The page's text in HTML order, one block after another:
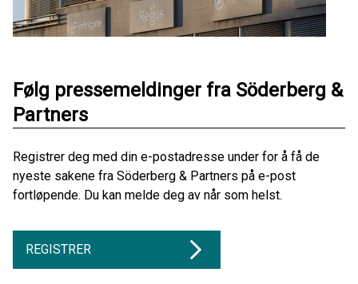
Følg pressemeldinger fra Söderberg &
Partners
Registrer deg med din e-postadresse under for å få de
nyeste sakene fra Söderberg & Partners på e-post
fortløpende. Du kan melde deg av når som helst.
REGISTRER